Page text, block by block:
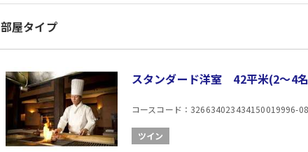
長湯温泉(大分）
周辺の観光スポ
ガンジーファ
部屋タイプ
スタンダード洋室 42平米(2〜4
コースコード：326634023434150019996-
ツイン